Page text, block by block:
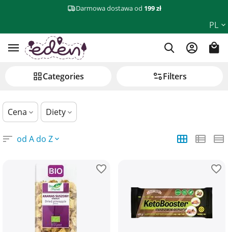
Darmowa dostawa od 199 zł
PL
Сategories Filters
Cena Diety
od A do Z